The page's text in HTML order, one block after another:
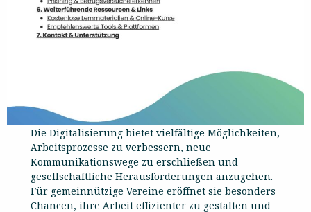
Die Digitalisierung bietet vielfältige Möglichkeiten,
Arbeitsprozesse zu verbessern, neue
Kommunikationswege zu erschließen und
gesellschaftliche Herausforderungen anzugehen.
Für gemeinnützige Vereine eröffnet sie besonders
Chancen, ihre Arbeit effizienter zu gestalten und